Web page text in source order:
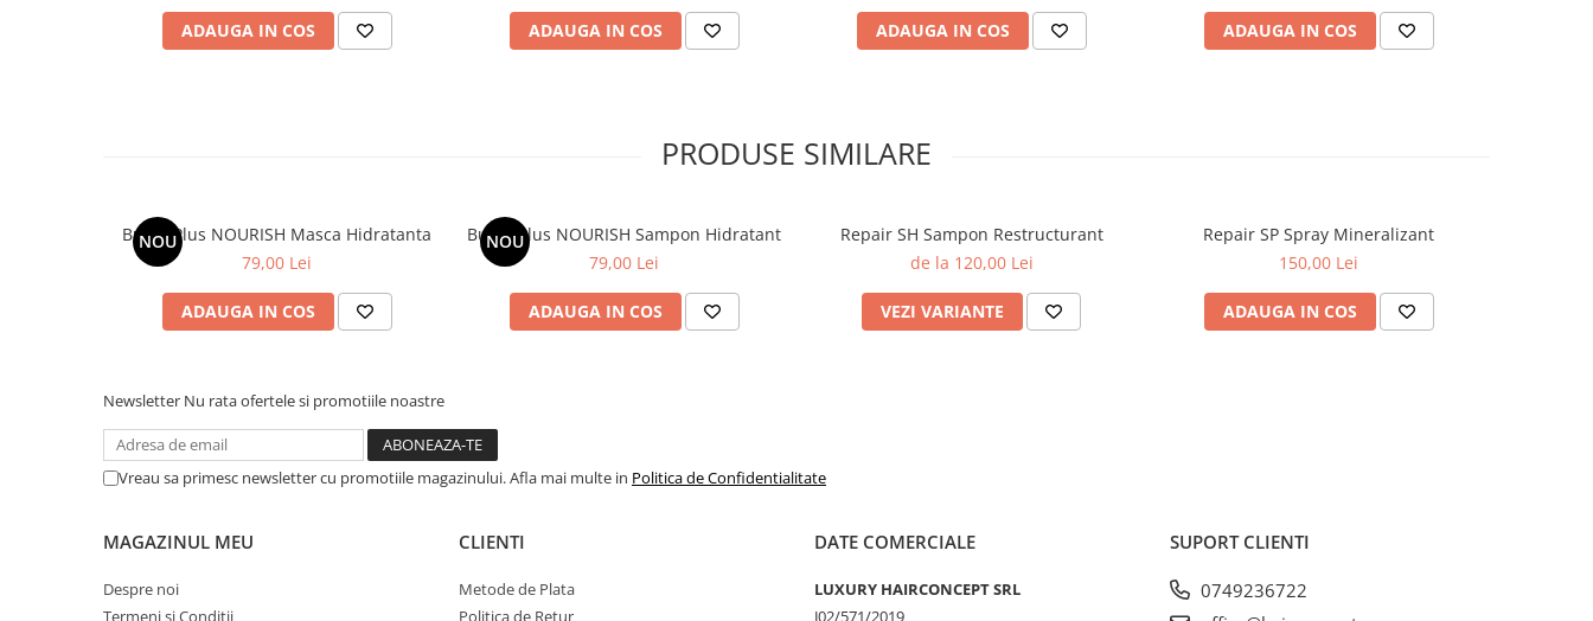
ADAUGA IN COS ADAUGA IN COS ADAUGA IN COS ADAUGA IN COS
PRODUSE SIMILARE
NOU
Bulbo Plus NOURISH Masca Hidratanta
79,00 Lei
ADAUGA IN COS
NOU
Bulbo Plus NOURISH Sampon Hidratant
79,00 Lei
ADAUGA IN COS
Repair SH Sampon Restructurant
de la 120,00 Lei
VEZI VARIANTE
Repair SP Spray Mineralizant
150,00 Lei
ADAUGA IN COS
Newsletter Nu rata ofertele si promotiile noastre
Vreau sa primesc newsletter cu promotiile magazinului. Afla mai multe in Politica de Confidentialitate
MAGAZINUL MEU
Despre noi
Termeni si Conditii
CLIENTI
Metode de Plata
Politica de Retur
DATE COMERCIALE
LUXURY HAIRCONCEPT SRL
J02/571/2019
SUPORT CLIENTI
0749236722